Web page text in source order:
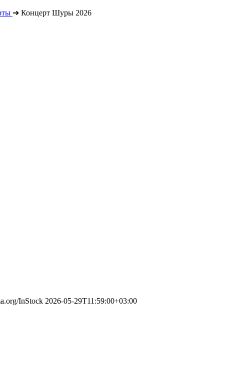
➔ Концерт Шуры 2026
InStock 2026-05-29T11:59:00+03:00